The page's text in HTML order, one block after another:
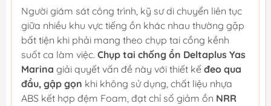
Người giám sát công trình, kỹ sư di chuyển liên tục
giữa nhiều khu vực tiếng ồn khác nhau thường gặp
bất tiện khi phải mang theo chụp tai cồng kềnh
suốt ca làm việc. Chụp tai chống ồn Deltaplus Yas
Marina giải quyết vấn đề này với thiết kế đeo qua
đầu, gập gọn khi không sử dụng, chất liệu nhựa
ABS kết hợp đệm Foam, đạt chỉ số giảm ồn NRR